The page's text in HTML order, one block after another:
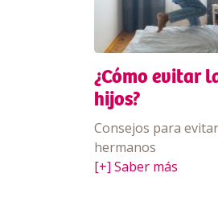
¿Cómo evitar
hijos?
Consejos para
hermanos
[+] Saber más